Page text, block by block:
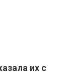
их с